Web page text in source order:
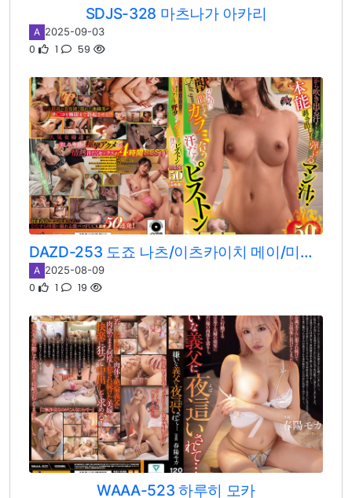
SDJS-328 마츠나가 아카리
A 2025-09-03
0 1 59
DAZD-253 도죠 나츠/이츠카이치 메이/미타니 아카네/미타니 아카리/츠키노에 스이/마츠나가 사나/마키무라 유키/하세가와 리사/사토 시오/하치노 츠바사/도죠 아오이/아이다 아스카/후카다 에이미/노노하라 나즈나/카세 나나호/아이자와 미유/오하나 논/토츠키 루이사/네오 아카리/타나카 네네/마츠모토 나나미/시마나가 아야미/아리사카 미유키/아카세 쇼코
A 2025-08-09
0 1 19
WAAA-523 하루히 모카